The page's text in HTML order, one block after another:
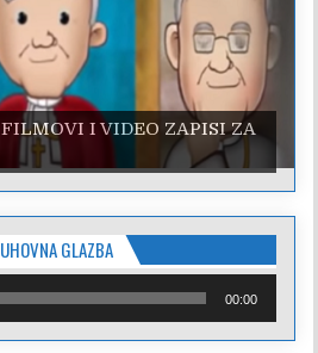
I VIDEO ZAPISI ZA
GLAZBA
00:00